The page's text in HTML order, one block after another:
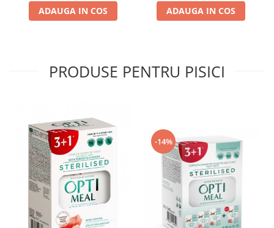
ADAUGA IN COS ADAUGA IN COS
PRODUSE PENTRU PISICI
-14%